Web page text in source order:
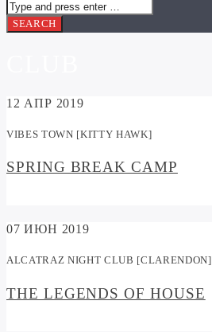
12 АПР 2019
VIBES TOWN [KITTY HAWK]
SPRING BREAK CAMP
07ИЮН 2019
ALCATRAZ NIGHT CLUB [CLARENDON]
THE LEGENDS OF HOUSE